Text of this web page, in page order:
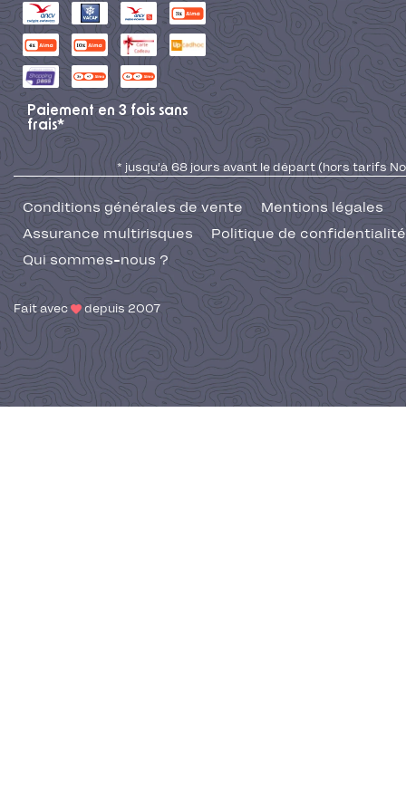
Paiement en 3 fois sans
frais*
* jusqu'à 68 jours avant le départ (hors tarifs No
Conditions générales de vente
Mentions légales
Assurance multirisques
Politique de confidentialité
Qui sommes-nous ?
Fait avec depuis 2007